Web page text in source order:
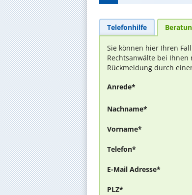
Telefonhilfe
Sie können hier Ihren
Rechtsanwälte bei
Rückmeldung durch
Anrede*
Nachname*
Vorname*
Telefon*
E-Mail Adresse*
PLZ*